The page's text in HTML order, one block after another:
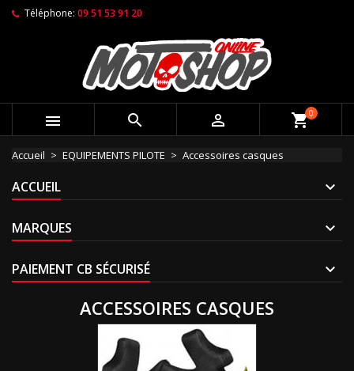
Téléphone: 09 51 53 91 20
   shopping_cart0
Accueil EQUIPEMENTS PILOTE Accessoires casques
ACCUEIL
MARQUES
PAIEMENT CB SÉCURISÉ
ACCESSOIRES CASQUES